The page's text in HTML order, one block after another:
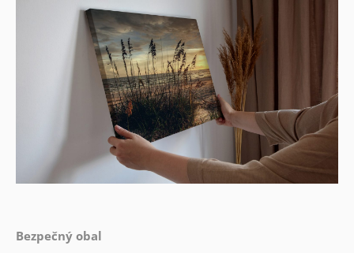
Bezpečný obal